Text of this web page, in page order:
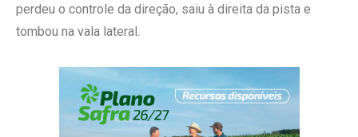
perdeu o controle da direção, saiu à direita da pista e
tombou na vala lateral.